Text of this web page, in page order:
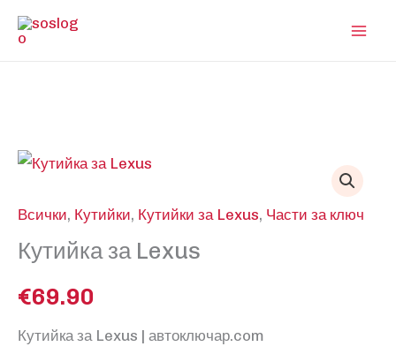
Skip
Всички, Кутийки, Кутийки за Lexus, Части за ключ
Кутийка за Lexus
€69.90
Кутийка за Lexus | автоключар.com